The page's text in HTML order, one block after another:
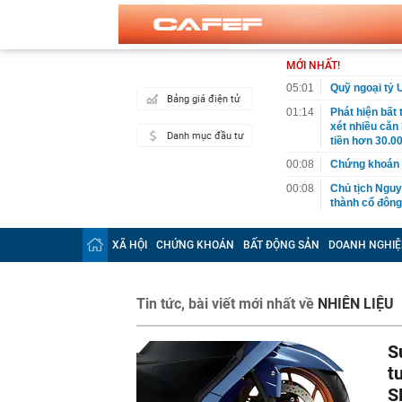
Bảng giá điện tử
Danh mục đầu tư
MỚI NHẤT!
05:01
Quỹ ngoại tỷ
01:14
Phát hiện
xét nhiều
tiền hơn
00:08
Chứng
00:08
Chủ tịch
thành cổ
00:05
Ít người biết
nhất biên
giường
2026"
00:05
56 mã chứng
00:03
Một doanh
năm 2026, lợi
00:03
Chứng khoán
XÃ HỘI CHỨNG KHOÁN BẤT ĐỘNG SẢN DOANH
Tin tức, bài viết mới nhất về NHIÊN LIỆU